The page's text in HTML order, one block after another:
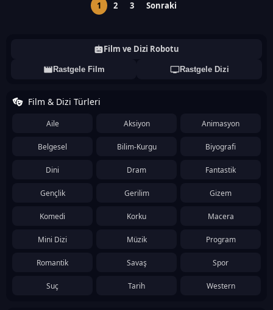
1 2 3 Sonraki
Film ve Dizi Robotu
Rastgele Film Rastgele Dizi
Film & Dizi Türleri
Aile Aksiyon Animasyon
Belgesel Bilim-Kurgu Biyografi
Dini Dram Fantastik
Gençlik Gerilim Gizem
Komedi Korku Macera
Mini Dizi Müzik Program
Romantik Savaş Spor
Suç Tarih Western